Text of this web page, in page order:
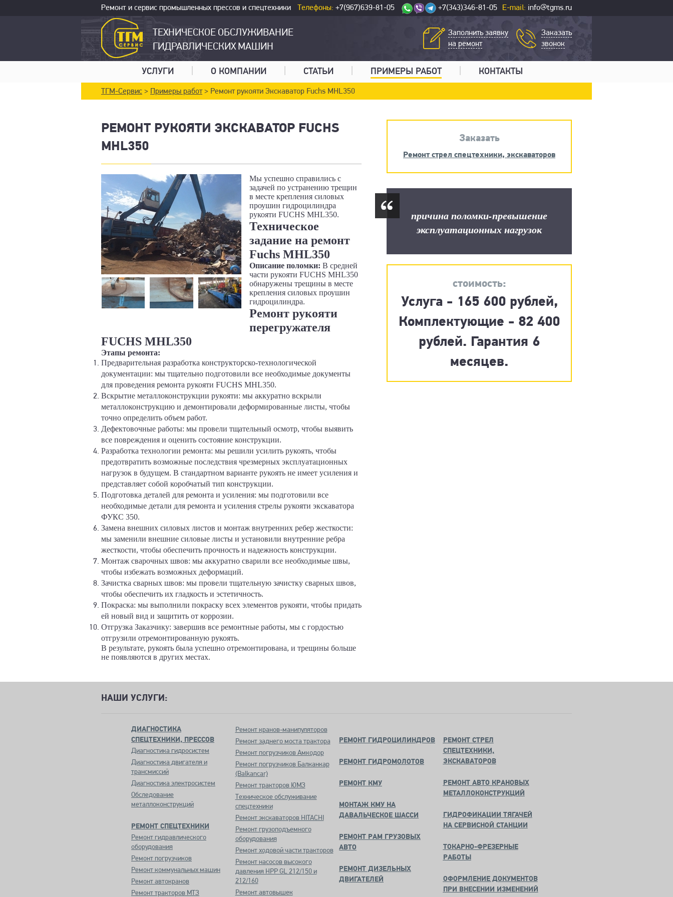
Ремонт и сервис промышленных прессов и спецтехники E-mail: info@tgms.ru
Телефоны: +7(967)639-81-05 +7(343)346-81-05
ТЕХНИЧЕСКОЕ ОБСЛУЖИВАНИЕ
ГИДРАВЛИЧЕСКИХ МАШИН
Заказать
звонок
Заполнить заявку
на ремонт
УСЛУГИ О КОМПАНИИ СТАТЬИ ПРИМЕРЫ РАБОТ КОНТАКТЫ
ТГМ-Сервис > Примеры работ> Ремонт рукояти Экскаватор Fuchs MHL350
РЕМОНТ РУКОЯТИ ЭКСКАВАТОР FUCHS
MHL350
Мы успешно справились с
задачей по устранению трещин
в месте крепления силовых
проушин гидроцилиндра
рукояти FUCHS MHL350.
Техническое
задание на ремонт
Fuchs MHL350
Описание поломки: В средней
части рукояти FUCHS MHL350
обнаружены трещины в месте
крепления силовых проушин
гидроцилиндра.
Ремонт рукояти
перегружателя
FUCHS MHL350
Этапы ремонта:
Предварительная разработка конструкторско-технологической
документации: мы тщательно подготовили все необходимые документы
для проведения ремонта рукояти FUCHS MHL350.
Вскрытие металлоконструкции рукояти: мы аккуратно вскрыли
металлоконструкцию и демонтировали деформированные листы, чтобы
точно определить объем работ.
Дефектовочные работы: мы провели тщательный осмотр, чтобы выявить
все повреждения и оценить состояние конструкции.
Разработка технологии ремонта: мы решили усилить рукоять, чтобы
предотвратить возможные последствия чрезмерных эксплуатационных
нагрузок в будущем. В стандартном варианте рукоять не имеет усиления и
представляет собой коробчатый тип конструкции.
Подготовка деталей для ремонта и усиления: мы подготовили все
необходимые детали для ремонта и усиления стрелы рукояти экскаватора
ФУКС 350.
Замена внешних силовых листов и монтаж внутренних ребер жесткости:
мы заменили внешние силовые листы и установили внутренние ребра
жесткости, чтобы обеспечить прочность и надежность конструкции.
Монтаж сварочных швов: мы аккуратно сварили все необходимые швы,
чтобы избежать возможных деформаций.
Зачистка сварных швов: мы провели тщательную зачистку сварных швов,
чтобы обеспечить их гладкость и эстетичность.
Покраска: мы выполнили покраску всех элементов рукояти, чтобы придать
ей новый вид и защитить от коррозии.
Отгрузка Заказчику: завершив все ремонтные работы, мы с гордостью
отгрузили отремонтированную рукоять.
В результате, рукоять была успешно отремонтирована, и трещины больше
не появляются в других местах.
Заказать
Ремонт стрел спецтехники, экскаваторов
причина поломки-превышение
эксплуатационных нагрузок
стоимость:
Услуга - 165 600 рублей,
Комплектующие - 82 400
рублей. Гарантия 6
месяцев.
НАШИ УСЛУГИ:
ДИАГНОСТИКА
СПЕЦТЕХНИКИ, ПРЕССОВ
Диагностика гидросистем
Диагностика двигателя и
трансмиссий
Диагностика электросистем
Обследование
металлоконструкций
РЕМОНТ СПЕЦТЕХНИКИ
Ремонт гидравлического
оборудования
Ремонт погрузчиков
Ремонт коммунальных машин
Ремонт автокранов
Ремонт тракторов МТЗ
Ремонт кранов-манипуляторов
Ремонт заднего моста трактора
Ремонт погрузчиков Амкодор
Ремонт погрузчиков Балканкар
(Balkancar)
Ремонт тракторов ЮМЗ
Техническое обслуживание
спецтехники
Ремонт экскаваторов HITACHI
Ремонт грузоподъемного
оборудования
Ремонт ходовой части тракторов
Ремонт насосов высокого
давления HPP GL 212/150 и
212/160
Ремонт автовышек
РЕМОНТ ГИДРОЦИЛИНДРОВ
РЕМОНТ ГИДРОМОЛОТОВ
РЕМОНТ КМУ
МОНТАЖ КМУ НА
ДАВАЛЬЧЕСКОЕ ШАССИ
РЕМОНТ РАМ ГРУЗОВЫХ
АВТО
РЕМОНТ ДИЗЕЛЬНЫХ
ДВИГАТЕЛЕЙ
РЕМОНТ СТРЕЛ
СПЕЦТЕХНИКИ,
ЭКСКАВАТОРОВ
РЕМОНТ АВТО КРАНОВЫХ
МЕТАЛЛОКОНСТРУКЦИЙ
ГИДРОФИКАЦИИ ТЯГАЧЕЙ
НА СЕРВИСНОЙ СТАНЦИИ
ТОКАРНО-ФРЕЗЕРНЫЕ
РАБОТЫ
ОФОРМЛЕНИЕ ДОКУМЕНТОВ
ПРИ ВНЕСЕНИИ ИЗМЕНЕНИЙ